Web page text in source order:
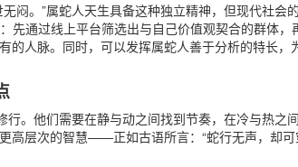
闷。”属蛇人天生具备这种独立精神，但现代社会
先通过线上平台筛选出与自己价值观契合的群体，
的人脉。同时，可以发挥属蛇人善于分析的特长，
行。他们需要在静与动之间找到节奏，在冷与热之
高层次的智慧——正如古语所言：“蛇行无声，却